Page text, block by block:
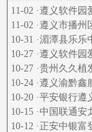
11-02 ·遵义软件
11-02 ·遵义市播
10-31 ·湄潭县乐
10-27 ·遵义软件
10-27 ·贵州久久
10-24 ·遵义渝黔
10-20 ·平安银行
10-15 ·中国联通
10-12 ·正安中银